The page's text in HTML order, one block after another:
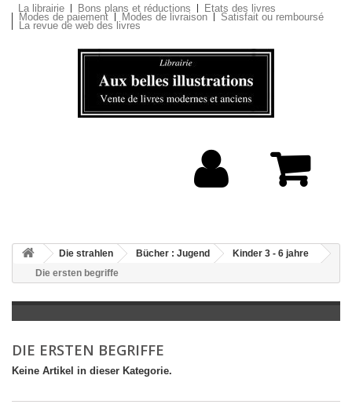
La librairie Bons plans et réductions Etats des livres
Modes de paiement Modes de livraison Satisfait ou remboursé
La revue de web des livres
Die strahlen Bücher : Jugend
Kinder 3 - 6 jahre
Die ersten begriffe
DIE ERSTEN BEGRIFFE
Keine Artikel in dieser Kategorie.